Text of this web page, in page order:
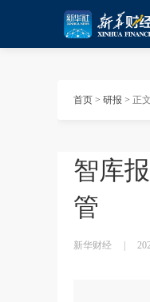
首页 > 研报 > 正文
智库
管
新华财经